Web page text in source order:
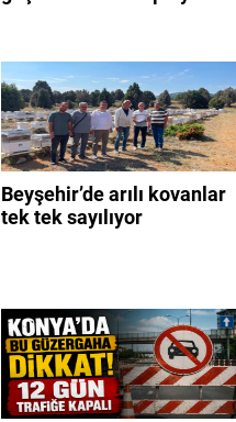
Beyşehir’de arılı kovanlar
tek tek sayılıyor